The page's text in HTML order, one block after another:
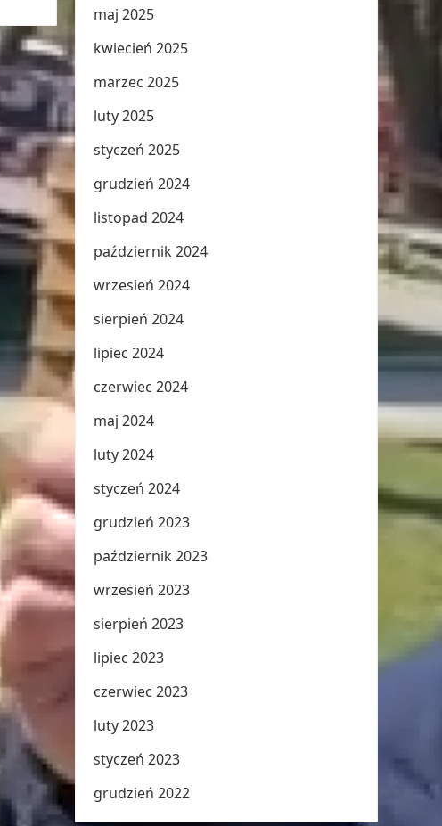
maj 2025
kwiecień 2025
marzec 2025
luty 2025
styczeń 2025
grudzień 2024
listopad 2024
październik 2024
wrzesień 2024
sierpień 2024
lipiec 2024
czerwiec 2024
maj 2024
luty 2024
styczeń 2024
grudzień 2023
październik 2023
wrzesień 2023
sierpień 2023
lipiec 2023
czerwiec 2023
luty 2023
styczeń 2023
grudzień 2022